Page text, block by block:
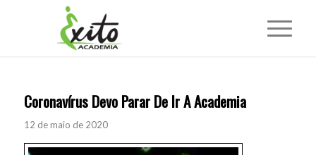
Coronavírus Devo Parar De Ir A Academia
12 de maio de 2020